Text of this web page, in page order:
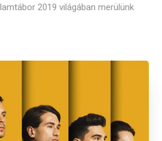
2019 világában merülünk